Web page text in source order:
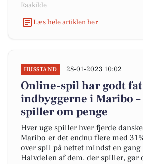
Raakilde
Læs hele artiklen her
HUSSTAND 28-01-2023 10:02
Online-spil har godt
indbyggerne i Maribo –
spiller om penge
Hver uge spiller hver fjerde
Maribo er det endnu flere med
over spil på nettet mindst en gang
Halvdelen af dem, der spiller, gør